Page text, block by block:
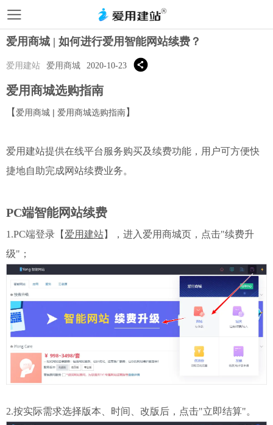
爱用商城 | 如何进行爱用智能网站续费？
爱用建站 爱用商城 2020-10-23
爱用商城选购指南
【 爱用商城 | 爱用商城选购指南】
爱用建站提供在线平台服务购买及续费功能，用户可方便快
捷地自助完成网站续费业务。
PC端智能网站续费
1.PC端登录【 爱用建站】，进入爱用商城页，点击"续费升
级"；
2.按实际需求选择版本、时间、改版后，点击"立即结算"。